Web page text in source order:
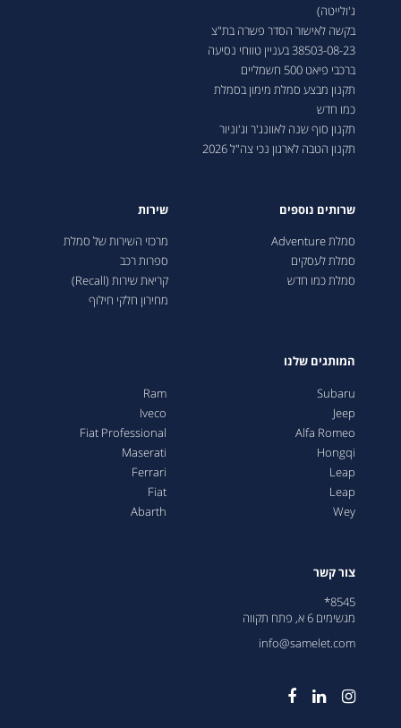
ג'ולייטה)
בקשה לאישור הסדר פשרה בת"צ
38503-08-23 בעניין טווחי נסיעה
ברכבי פיאט 500 חשמליים
תקנון מבצע סמלת מימון בסמלת
כמו חדש
תקנון סוף שנה לאוונג'ר וג'וניור
תקנון הטבה לארגון נכי צה"ל 2026
שרותים נוספים
סמלת Adventure
סמלת לעסקים
סמלת כמו חדש
שירות
מרכזי השירות של סמלת
ספרות רכב
קריאת שירות (Recall)
מחירון חלקי חילוף
המותגים שלנו
Subaru
Jeep
Alfa Romeo
Hongqi
Leap
Leap
Wey
Ram
Iveco
Fiat Professional
Maserati
Ferrari
Fiat
Abarth
צור קשר
8545*
מגשימים 6 א, פתח תקווה
info@samelet.com